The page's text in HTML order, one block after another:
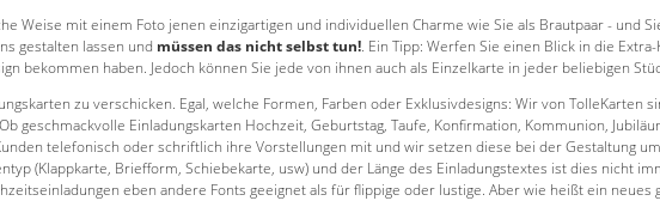
Weise mit einem Foto jenen einzigartigen und individuellen Charme wie Sie als Brautpaar - und
gestalten lassen und müssen das nicht selbst tun!. Ein Tipp: Werfen Sie einen Blick in die
bekommen haben. Jedoch können Sie jede von ihnen auch als Einzelkarte in jeder beliebigen
zu verschicken. Egal, welche Formen, Farben oder Exklusivdesigns: Wir von TolleKarten
Einladungskarten Hochzeit, Geburtstag, Taufe, Konfirmation, Kommunion,
telefonisch oder schriftlich ihre Vorstellungen mit und wir setzen diese bei der Gestaltung
(Klappkarte, Briefform, Schiebekarte, usw) und der Länge des Einladungstextes ist dies nicht
eben andere Fonts geeignet als für flippige oder lustige. Aber wie heißt ein neues